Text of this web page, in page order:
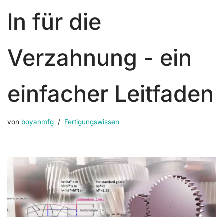
ln für die
Verzahnung - ein
einfacher Leitfaden
von boyanmfg Fertigungswissen